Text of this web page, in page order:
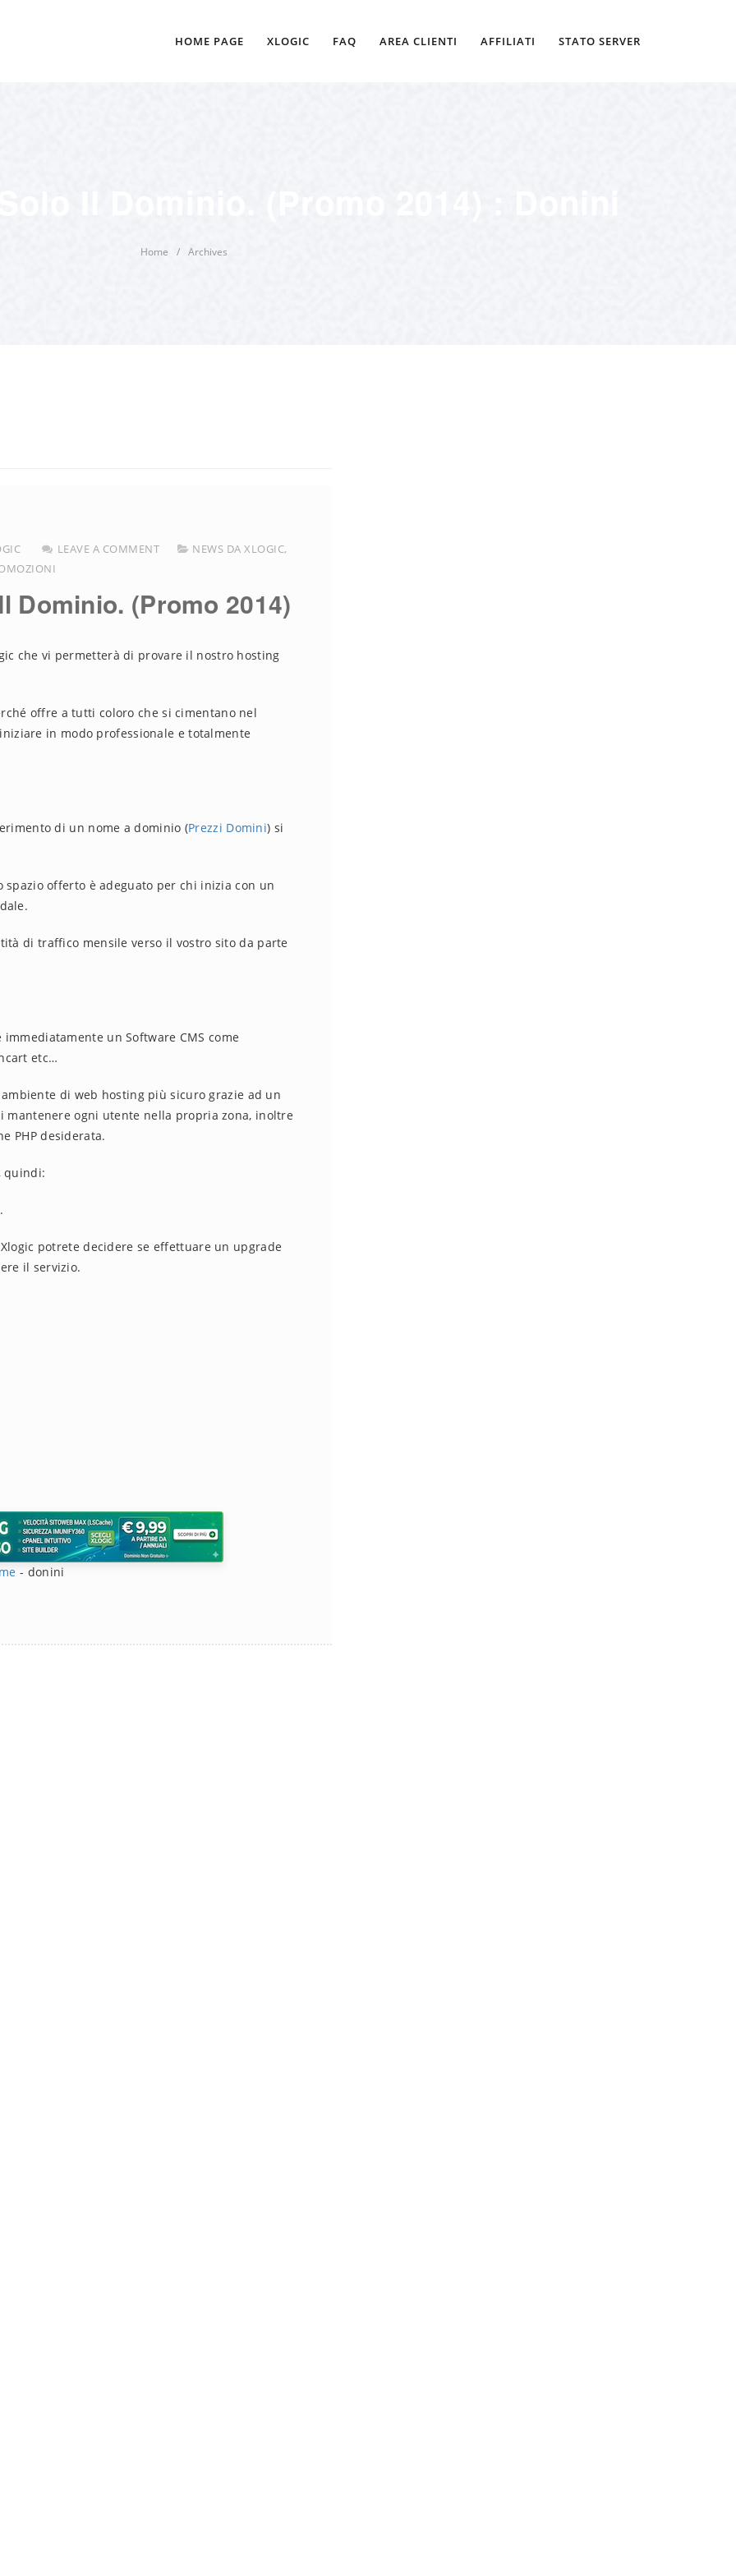
HOME PAGE XLOGIC FAQ AREA CLIENTI AFFILIATI STATO SERVER
Home / Archives
LEAVE A COMMENT NEWS DA XLOGIC,
Dominio. (Promo 2014)
che vi permetterà di provare il nostro hosting
offre a tutti coloro che si cimentano nel
in modo professionale e totalmente
di un nome a dominio (Prezzi Domini) si
spazio offerto è adeguato per chi inizia con un
di traffico mensile verso il vostro sito da parte
un Software CMS come
etc…
di web hosting più sicuro grazie ad un
ogni utente nella propria zona, inoltre
PHP desiderata.
quindi:
potrete decidere se effettuare un upgrade
il servizio.
- donini